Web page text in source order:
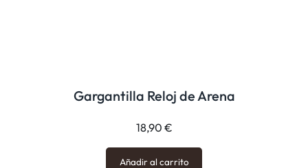
Gargantilla Reloj de Arena
18,90 €
Añadir al carrito